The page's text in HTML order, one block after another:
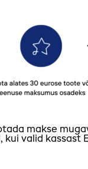
makse
valid kassast